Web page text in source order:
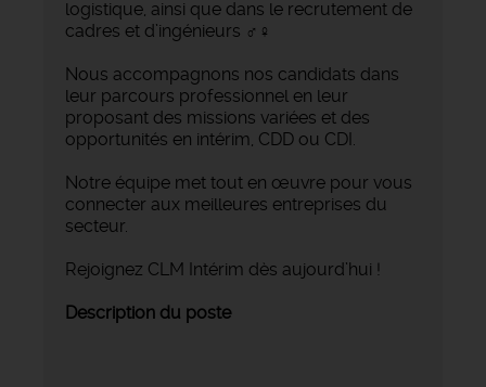
logistique, ainsi que dans le recrutement de
cadres et d’ingénieurs ‍♂️‍♀️
Nous accompagnons nos candidats dans
leur parcours professionnel en leur
proposant des missions variées et des
opportunités en intérim, CDD ou CDI.
Notre équipe met tout en œuvre pour vous
connecter aux meilleures entreprises du
secteur.
Rejoignez CLM Intérim dès aujourd’hui !
Description du poste